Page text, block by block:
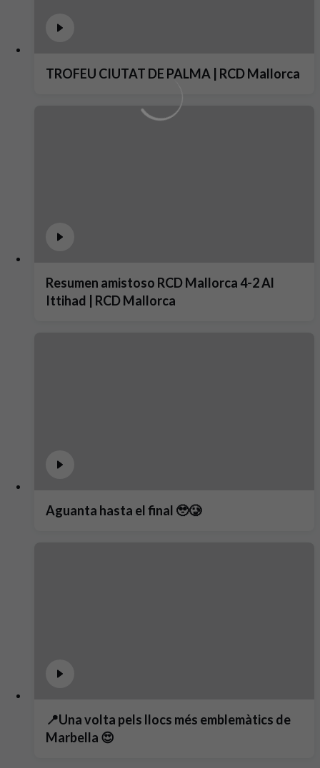
TROFEU CIUTAT DE PALMA | RCD Mallorca
Resumen amistoso RCD Mallorca 4-2 Al
Ittihad | RCD Mallorca
Aguanta hasta el final 🥹🥲
📍Una volta pels llocs més emblemàtics de
Marbella 😍